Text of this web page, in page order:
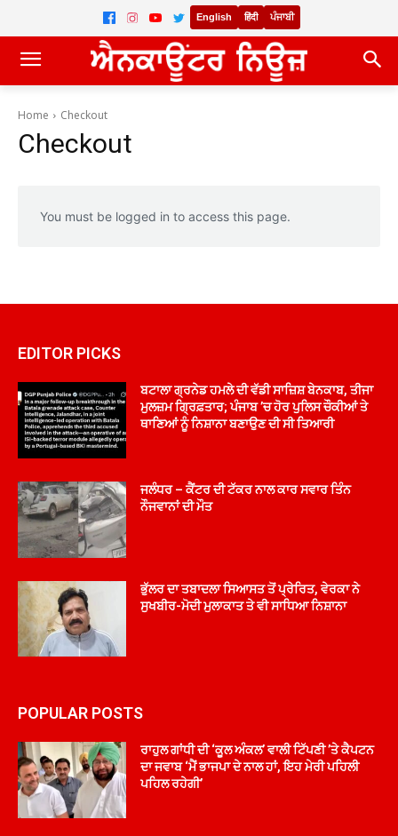
English हिंदी ਪੰਜਾਬੀ
Home Checkout
Checkout
You must be logged in to access this page.
EDITOR PICKS
ਬਟਾਲਾ ਗ੍ਰਨੇਡ ਹਮਲੇ ਦੀ ਵੱਡੀ ਸਾਜ਼ਿਸ਼ ਬੇਨਕਾਬ, ਤੀਜਾ
ਮੁਲਜ਼ਮ ਗ੍ਰਿਫ਼ਤਾਰ; ਪੰਜਾਬ ’ਚ ਹੋਰ ਪੁਲਿਸ ਚੌਕੀਆਂ ਤੇ
ਥਾਣਿਆਂ ਨੂੰ ਨਿਸ਼ਾਨਾ ਬਣਾਉਣ ਦੀ ਸੀ ਤਿਆਰੀ
ਜਲੰਧਰ – ਕੈਂਟਰ ਦੀ ਟੱਕਰ ਨਾਲ ਕਾਰ ਸਵਾਰ ਤਿੰਨ
ਨੌਜਵਾਨਾਂ ਦੀ ਮੌਤ
ਭੁੱਲਰ ਦਾ ਤਬਾਦਲਾ ਸਿਆਸਤ ਤੋਂ ਪ੍ਰੇਰਿਤ, ਵੇਰਕਾ ਨੇ
ਸੁਖਬੀਰ-ਮੋਦੀ ਮੁਲਾਕਾਤ ਤੇ ਵੀ ਸਾਧਿਆ ਨਿਸ਼ਾਨਾ
POPULAR POSTS
ਰਾਹੁਲ ਗਾਂਧੀ ਦੀ ‘ਕੂਲ ਅੰਕਲ’ ਵਾਲੀ ਟਿੱਪਣੀ ’ਤੇ ਕੈਪਟਨ
ਦਾ ਜਵਾਬ ‘ਮੈਂ ਭਾਜਪਾ ਦੇ ਨਾਲ ਹਾਂ, ਇਹ ਮੇਰੀ ਪਹਿਲੀ
ਪਹਿਲ ਰਹੇਗੀ’